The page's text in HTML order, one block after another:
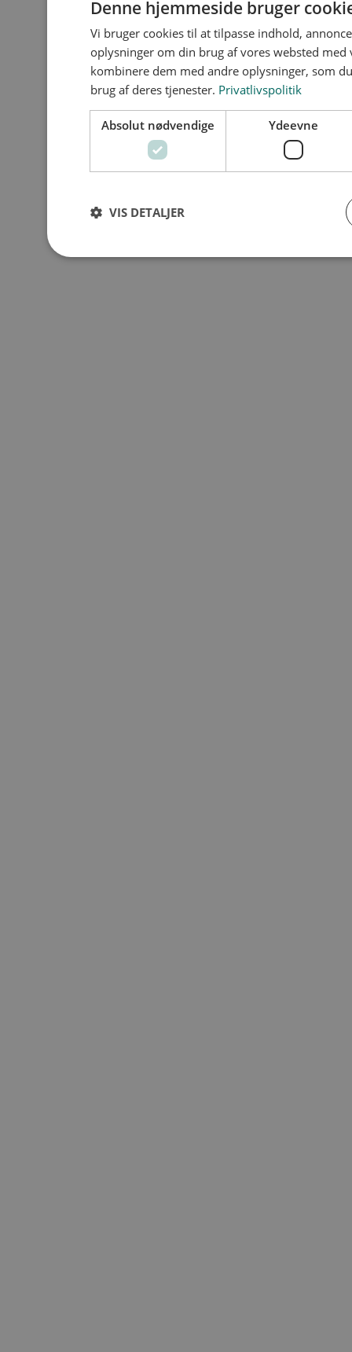
Denne hjemmeside bruger
Vi bruger cookies til at tilpasse indhold,
oplysninger om din brug af vores websted
kombinere dem med andre oplysninger, som
brug af deres tjenester. Privatlivspolitik
Absolut nødvendige Ydeevne
VIS DETALJER